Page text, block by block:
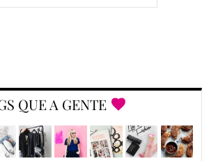
QUE A GENTE